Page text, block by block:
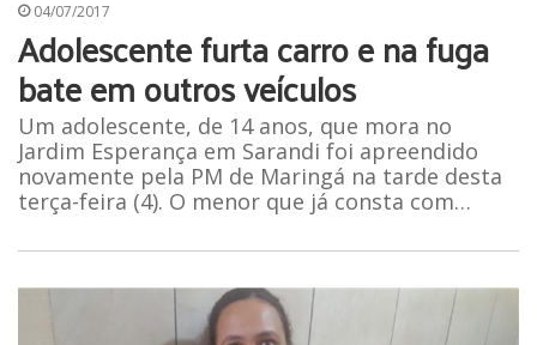
04/07/2017
Adolescente furta carro e na fuga
bate em outros veículos
Um adolescente, de 14 anos, que mora no
Jardim Esperança em Sarandi foi apreendido
novamente pela PM de Maringá na tarde desta
terça-feira (4). O menor que já consta com…